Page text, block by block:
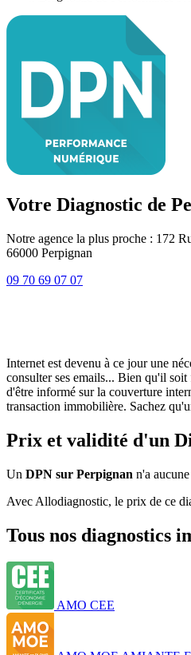
Votre Diagnostic de
Notre agence la plus proche : 172
66000 Perpignan
09 70 69 07 07
Internet est devenu à ce jour une
consulter ses emails... Bien qu'il
d'être informé sur la couverture
transaction immobilière. Sachez
Prix et validité d'un
Un DPN sur Perpignan n'a
Avec Allodiagnostic, le prix de ce
Tous nos diagnostics
AMO CEE